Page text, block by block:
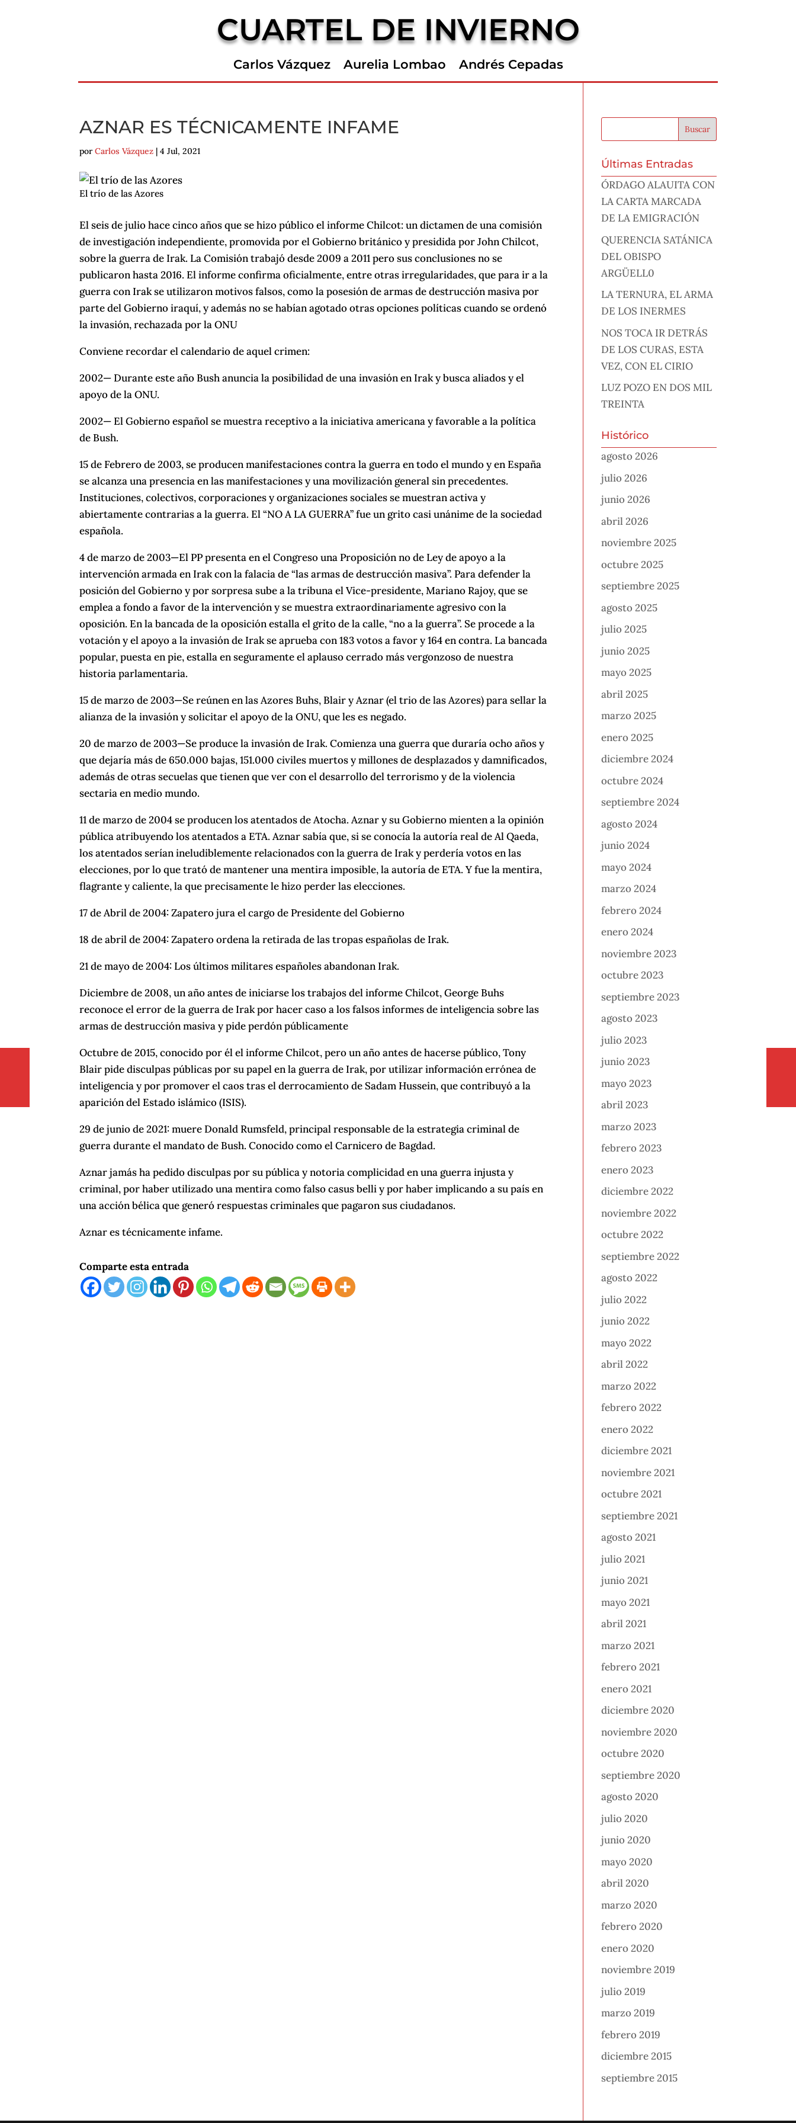
CUARTEL DE INVIERNO
Carlos Vázquez Aurelia Lombao Andrés Cepadas
AZNAR ES TÉCNICAMENTE INFAME
porCarlos Vázquez |4 Jul, 2021
El trío de las Azores
El seis de julio hace cinco años que se hizo público el informe Chilcot: un dictamen de una comisión
de investigación independiente, promovida por el Gobierno británico y presidida por John Chilcot,
sobre la guerra de Irak. La Comisión trabajó desde 2009 a 2011 pero sus conclusiones no se
publicaron hasta 2016. El informe confirma oficialmente, entre otras irregularidades, que para ir a la
guerra con Irak se utilizaron motivos falsos, como la posesión de armas de destrucción masiva por
parte del Gobierno iraquí, y además no se habían agotado otras opciones políticas cuando se ordenó
la invasión, rechazada por la ONU
Conviene recordar el calendario de aquel crimen:
2002— Durante este año Bush anuncia la posibilidad de una invasión en Irak y busca aliados y el
apoyo de la ONU.
2002— El Gobierno español se muestra receptivo a la iniciativa americana y favorable a la política
de Bush.
15 de Febrero de 2003, se producen manifestaciones contra la guerra en todo el mundo y en España
se alcanza una presencia en las manifestaciones y una movilización general sin precedentes.
Instituciones, colectivos, corporaciones y organizaciones sociales se muestran activa y
abiertamente contrarias a la guerra. El “NO A LA GUERRA” fue un grito casi unánime de la sociedad
española.
4 de marzo de 2003—El PP presenta en el Congreso una Proposición no de Ley de apoyo a la
intervención armada en Irak con la falacia de “las armas de destrucción masiva”. Para defender la
posición del Gobierno y por sorpresa sube a la tribuna el Vice-presidente, Mariano Rajoy, que se
emplea a fondo a favor de la intervención y se muestra extraordinariamente agresivo con la
oposición. En la bancada de la oposición estalla el grito de la calle, “no a la guerra”. Se procede a la
votación y el apoyo a la invasión de Irak se aprueba con 183 votos a favor y 164 en contra. La bancada
popular, puesta en pie, estalla en seguramente el aplauso cerrado más vergonzoso de nuestra
historia parlamentaria.
15 de marzo de 2003—Se reúnen en las Azores Buhs, Blair y Aznar (el trio de las Azores) para sellar la
alianza de la invasión y solicitar el apoyo de la ONU, que les es negado.
20 de marzo de 2003—Se produce la invasión de Irak. Comienza una guerra que duraría ocho años y
que dejaría más de 650.000 bajas, 151.000 civiles muertos y millones de desplazados y damnificados,
además de otras secuelas que tienen que ver con el desarrollo del terrorismo y de la violencia
sectaria en medio mundo.
11 de marzo de 2004 se producen los atentados de Atocha. Aznar y su Gobierno mienten a la opinión
pública atribuyendo los atentados a ETA. Aznar sabía que, si se conocía la autoría real de Al Qaeda,
los atentados serían ineludiblemente relacionados con la guerra de Irak y perdería votos en las
elecciones, por lo que trató de mantener una mentira imposible, la autoría de ETA. Y fue la mentira,
flagrante y caliente, la que precisamente le hizo perder las elecciones.
17 de Abril de 2004: Zapatero jura el cargo de Presidente del Gobierno
18 de abril de 2004: Zapatero ordena la retirada de las tropas españolas de Irak.
21 de mayo de 2004: Los últimos militares españoles abandonan Irak.
Diciembre de 2008, un año antes de iniciarse los trabajos del informe Chilcot, George Buhs
reconoce el error de la guerra de Irak por hacer caso a los falsos informes de inteligencia sobre las
armas de destrucción masiva y pide perdón públicamente
Octubre de 2015, conocido por él el informe Chilcot, pero un año antes de hacerse público, Tony
Blair pide disculpas públicas por su papel en la guerra de Irak, por utilizar información errónea de
inteligencia y por promover el caos tras el derrocamiento de Sadam Hussein, que contribuyó a la
aparición del Estado islámico (ISIS).
29 de junio de 2021: muere Donald Rumsfeld, principal responsable de la estrategia criminal de
guerra durante el mandato de Bush. Conocido como el Carnicero de Bagdad.
Aznar jamás ha pedido disculpas por su pública y notoria complicidad en una guerra injusta y
criminal, por haber utilizado una mentira como falso casus belli y por haber implicando a su país en
una acción bélica que generó respuestas criminales que pagaron sus ciudadanos.
Aznar es técnicamente infame.
Comparte esta entrada
Últimas Entradas
ÓRDAGO ALAUITA CON
LA CARTA MARCADA
DE LA EMIGRACIÓN
QUERENCIA SATÁNICA
DEL OBISPO
ARGÜELL0
LA TERNURA, EL ARMA
DE LOS INERMES
NOS TOCA IR DETRÁS
DE LOS CURAS, ESTA
VEZ, CON EL CIRIO
LUZ POZO EN DOS MIL
TREINTA
Histórico
agosto 2026
julio 2026
junio 2026
abril 2026
noviembre 2025
octubre 2025
septiembre 2025
agosto 2025
julio 2025
junio 2025
mayo 2025
abril 2025
marzo 2025
enero 2025
diciembre 2024
octubre 2024
septiembre 2024
agosto 2024
junio 2024
mayo 2024
marzo 2024
febrero 2024
enero 2024
noviembre 2023
octubre 2023
septiembre 2023
agosto 2023
julio 2023
junio 2023
mayo 2023
abril 2023
marzo 2023
febrero 2023
enero 2023
diciembre 2022
noviembre 2022
octubre 2022
septiembre 2022
agosto 2022
julio 2022
junio 2022
mayo 2022
abril 2022
marzo 2022
febrero 2022
enero 2022
diciembre 2021
noviembre 2021
octubre 2021
septiembre 2021
agosto 2021
julio 2021
junio 2021
mayo 2021
abril 2021
marzo 2021
febrero 2021
enero 2021
diciembre 2020
noviembre 2020
octubre 2020
septiembre 2020
agosto 2020
julio 2020
junio 2020
mayo 2020
abril 2020
marzo 2020
febrero 2020
enero 2020
noviembre 2019
julio 2019
marzo 2019
febrero 2019
diciembre 2015
septiembre 2015